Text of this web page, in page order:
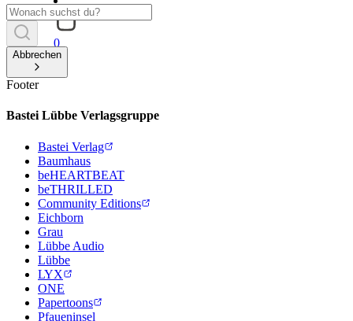
0
Abbrechen
Footer
Bastei Lübbe Verlagsgruppe
Bastei Verlag
Baumhaus
beHEARTBEAT
beTHRILLED
Community Editions
Eichborn
Grau
Lübbe Audio
Lübbe
LYX
ONE
Papertoons
Pfaueninsel